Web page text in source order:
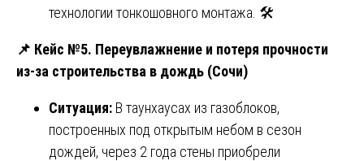
технологии тонкошовного монтажа. 🛠️
📌 Кейс №5. Переувлажнение и потеря прочности
из-за строительства в дождь (Сочи)
Ситуация: В таунхаусах из газоблоков,
построенных под открытым небом в сезон
дождей, через 2 года стены приобрели